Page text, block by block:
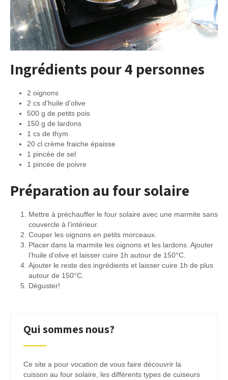
Ingrédients pour 4 personnes
2 oignons
2 cs d’huile d’olive
500 g de petits pois
150 g de lardons
1 cs de thym
20 cl crème fraiche épaisse
1 pincée de sel
1 pincée de poivre
Préparation au four solaire
Mettre à préchauffer le four solaire avec une marmite sans
couvercle à l’intérieur.
Couper les oignons en petits morceaux.
Placer dans la marmite les oignons et les lardons. Ajouter
l’huile d’olive et laisser cuire 1h autour de 150°C.
Ajouter le reste des ingrédients et laisser cuire 1h de plus
autour de 150°C.
Déguster!
Qui sommes nous?
Ce site a pour vocation de vous faire découvrir la
cuisson au four solaire, les différents types de cuiseurs